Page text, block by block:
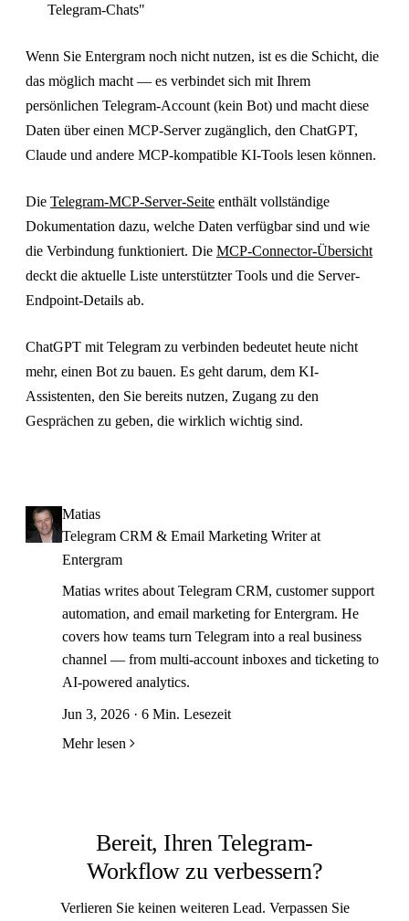
Telegram-Chats"
Wenn Sie Entergram noch nicht nutzen, ist es die Schicht, die
das möglich macht — es verbindet sich mit Ihrem
persönlichen Telegram-Account (kein Bot) und macht diese
Daten über einen MCP-Server zugänglich, den ChatGPT,
Claude und andere MCP-kompatible KI-Tools lesen können.
Die Telegram-MCP-Server-Seite enthält vollständige
Dokumentation dazu, welche Daten verfügbar sind und wie
die Verbindung funktioniert. Die MCP-Connector-Übersicht
deckt die aktuelle Liste unterstützter Tools und die Server-
Endpoint-Details ab.
ChatGPT mit Telegram zu verbinden bedeutet heute nicht
mehr, einen Bot zu bauen. Es geht darum, dem KI-
Assistenten, den Sie bereits nutzen, Zugang zu den
Gesprächen zu geben, die wirklich wichtig sind.
Matias
Telegram CRM & Email Marketing Writer at
Entergram
Matias writes about Telegram CRM, customer support
automation, and email marketing for Entergram. He
covers how teams turn Telegram into a real business
channel — from multi-account inboxes and ticketing to
AI-powered analytics.
Jun 3, 2026 · 6 Min. Lesezeit
Mehr lesen
Bereit, Ihren Telegram-
Workflow zu verbessern?
Verlieren Sie keinen weiteren Lead. Verpassen Sie